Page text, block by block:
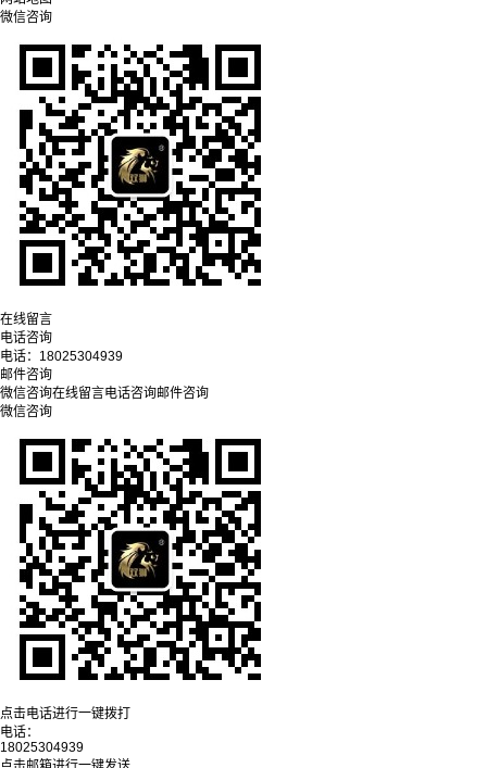
微信咨询
在线留言
电话咨询
电话： 18025304939
邮件咨询
微信咨询在线留言电话咨询邮件咨询
微信咨询
点击电话进行一键拨打
电话：
18025304939